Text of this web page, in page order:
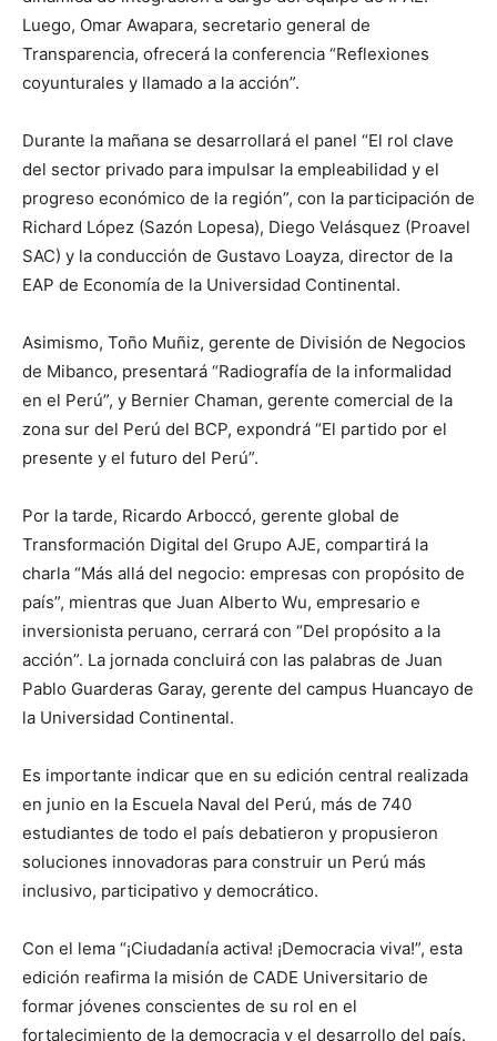
Luego, Omar Awapara, secretario general de
Transparencia, ofrecerá la conferencia “Reflexiones
coyunturales y llamado a la acción”.
Durante la mañana se desarrollará el panel “El rol clave
del sector privado para impulsar la empleabilidad y el
progreso económico de la región”, con la participación de
Richard López (Sazón Lopesa), Diego Velásquez (Proavel
SAC) y la conducción de Gustavo Loayza, director de la
EAP de Economía de la Universidad Continental.
Asimismo, Toño Muñiz, gerente de División de Negocios
de Mibanco, presentará “Radiografía de la informalidad
en el Perú”, y Bernier Chaman, gerente comercial de la
zona sur del Perú del BCP, expondrá “El partido por el
presente y el futuro del Perú”.
Por la tarde, Ricardo Arboccó, gerente global de
Transformación Digital del Grupo AJE, compartirá la
charla “Más allá del negocio: empresas con propósito de
país”, mientras que Juan Alberto Wu, empresario e
inversionista peruano, cerrará con “Del propósito a la
acción”. La jornada concluirá con las palabras de Juan
Pablo Guarderas Garay, gerente del campus Huancayo de
la Universidad Continental.
Es importante indicar que en su edición central realizada
en junio en la Escuela Naval del Perú, más de 740
estudiantes de todo el país debatieron y propusieron
soluciones innovadoras para construir un Perú más
inclusivo, participativo y democrático.
Con el lema “¡Ciudadanía activa! ¡Democracia viva!”, esta
edición reafirma la misión de CADE Universitario de
formar jóvenes conscientes de su rol en el
fortalecimiento de la democracia y el desarrollo del país.